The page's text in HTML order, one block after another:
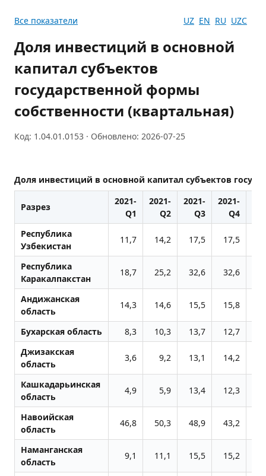
Все показатели UZ EN RU UZC
Доля инвестиций в основной
капитал субъектов
государственной формы
собственности (квартальная)
Код: 1.04.01.0153 · Обновлено: 2026-07-25
Доля инвестиций в основной капитал субъектов
Разрез
2021-
Q1
2021-
Q2
2021-
Q3
2021-
Q4
Республика
Узбекистан
11,7 14,2 17,5 17,5
Республика
Каракалпакстан
18,7 25,2 32,6 32,6
Андижанская
область
14,3 14,6 15,5 15,8
Бухарская область 8,3 10,3 13,7 12,7
Джизакская
область
3,6 9,2 13,1 14,2
Кашкадарьинская
область
4,9 5,9 13,4 12,3
Навоийская
область
46,8 50,3 48,9 43,2
Наманганская
область
9,1 11,1 15,5 15,2